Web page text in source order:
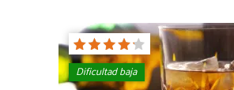
Dificultad baja